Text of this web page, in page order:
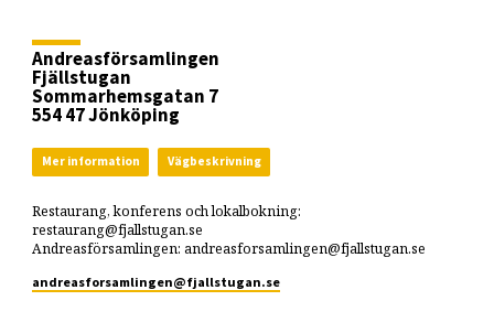
Andreasförsamlingen
Fjällstugan
Sommarhemsgatan 7
554 47 Jönköping
Mer information Vägbeskrivning
Restaurang, konferens och lokalbokning:
restaurang@fjallstugan.se
Andreasförsamlingen: andreasforsamlingen@fjallstugan.se
andreasforsamlingen​@fjallstugan.se